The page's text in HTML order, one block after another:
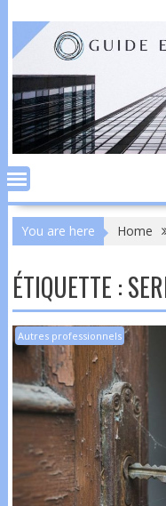
content
You are here Home
ÉTIQUETTE :
Autres professionnels